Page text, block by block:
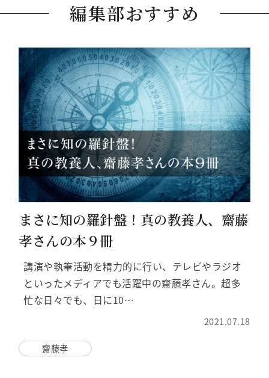
編集部おすすめ
まさに知の羅針盤！真の教養人、齋藤
孝さんの本９冊
講演や執筆活動を精力的に行い、テレビやラジオ
といったメディアでも活躍中の齋藤孝さん。超多
忙な日々でも、日に10…
2021.07.18
齋藤孝